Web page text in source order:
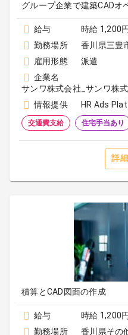
グループ企業で建築CADオ
給与
時給 1,200
勤務場所
香川県三豊
雇用形態
派遣
企業名
サンワ株式会社_サンワ株
情報提供
HR Ads
交通費支給 住宅手当あり
詳
積算とCAD図面の作成
給与
時給 1,200
勤務場所
香川県その